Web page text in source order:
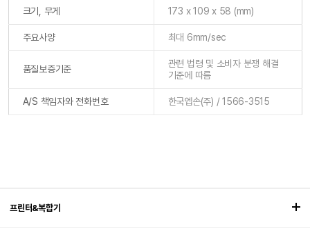
크기, 무게 173 x 109 x 58 (mm)
주요사양 최대 6mm/sec
품질보증기준
관련 법령 및 소비자 분쟁 해결
기준에 따름
A/S 책임자와 전화번호 한국엡손(주) / 1566-3515
프린터&복합기